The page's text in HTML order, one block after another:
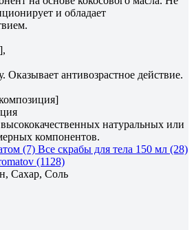
и обладает
Оказывает антивозрастное действие.
натуральных или
компонентов.
(7) Все скрабы для тела 150 мл (28)
(1128)
Сахар, Соль